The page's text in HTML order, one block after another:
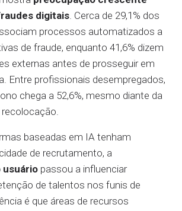
digitais. Cerca de 29,1% dos
processos automatizados a
de fraude, enquanto 41,6% dizem
externas antes de prosseguir em
Entre profissionais desempregados,
chega a 52,6%, mesmo diante da
baseadas em IA tenham
de recrutamento, a
usuário passou a influenciar
de talentos nos funis de
é que áreas de recursos